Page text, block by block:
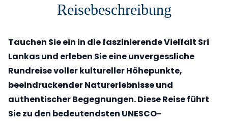
Reisebeschreibung
Tauchen Sie ein in die faszinierende Vielfalt Sri
Lankas und erleben Sie eine unvergessliche
Rundreise voller kultureller Höhepunkte,
beeindruckender Naturerlebnisse und
authentischer Begegnungen. Diese Reise führt
Sie zu den bedeutendsten UNESCO-